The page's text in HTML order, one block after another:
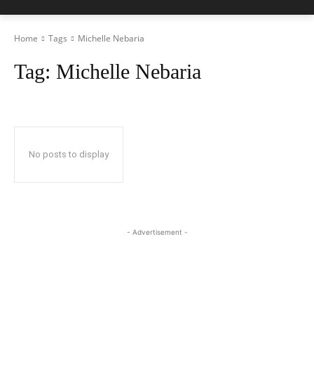
Home Tags Michelle Nebaria
Tag: Michelle Nebaria
No posts to display
- Advertisement -